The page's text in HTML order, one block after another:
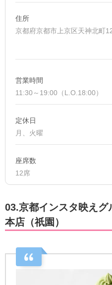
住所
京都府京都市上京区天神北町
営業時間
11:30～19:00（L.O.18:00）
定休日
月、火曜
座席数
12席
03.京都インスタ映えグ
本店（祇園）